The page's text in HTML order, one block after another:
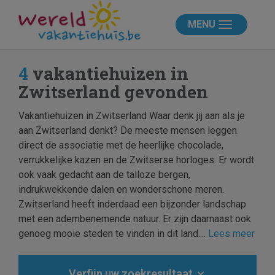
MENU
4 vakantiehuizen in
Zwitserland gevonden
Vakantiehuizen in Zwitserland Waar denk jij aan als je
aan Zwitserland denkt? De meeste mensen leggen
direct de associatie met de heerlijke chocolade,
verrukkelijke kazen en de Zwitserse horloges. Er wordt
ook vaak gedacht aan de talloze bergen,
indrukwekkende dalen en wonderschone meren.
Zwitserland heeft inderdaad een bijzonder landschap
met een adembenemende natuur. Er zijn daarnaast ook
genoeg mooie steden te vinden in dit land.... Lees meer